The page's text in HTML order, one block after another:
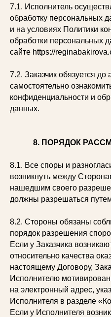
7.1. Исполнитель
обработку персональных
и на условиях Политики
обработки персональных
сайте https://
7.2. Заказчик обязуется
самостоятельно
конфиденциальности и
данных.
8. ПОРЯДОК
8.1. Все споры и
возникнуть между
нашедшим своего
должны разрешаться
8.2. Стороны обязаны
порядок разрешения
Если у Заказчика
относительно качества
настоящему Договору,
Исполнителю
на электронный адрес,
Исполнителя в разделе
Если у Исполнителя